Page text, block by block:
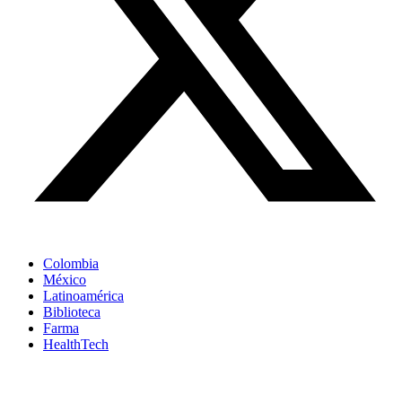
Colombia
México
Latinoamérica
Biblioteca
Farma
HealthTech